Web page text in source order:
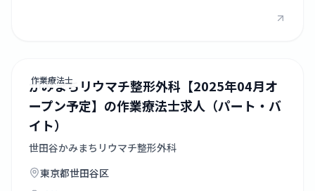
作業療法士
かみまちリウマチ整形外科【2025年04月オ
ープン予定】の作業療法士求人（パート・バ
イト）
世田谷かみまちリウマチ整形外科
東京都世田谷区